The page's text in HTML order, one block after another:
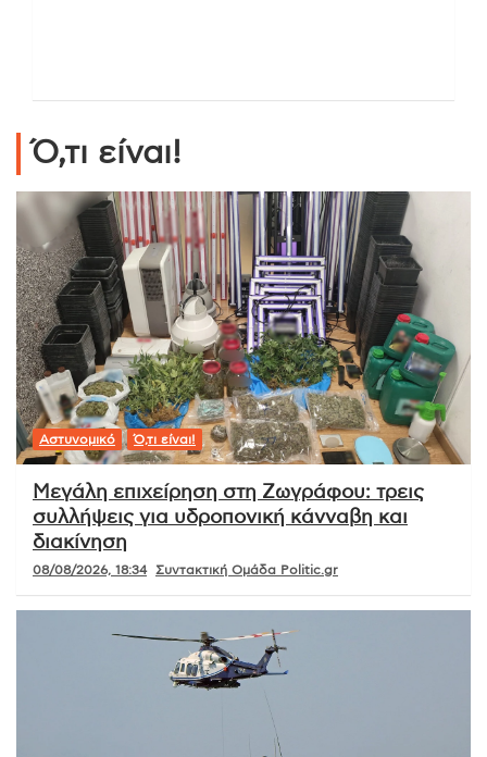
Ό,τι είναι!
Αστυνομικό Ό,τι είναι!
Μεγάλη επιχείρηση στη Ζωγράφου: τρεις
συλλήψεις για υδροπονική κάνναβη και
διακίνηση
08/08/2026, 18:34 Συντακτική Ομάδα Politic.gr